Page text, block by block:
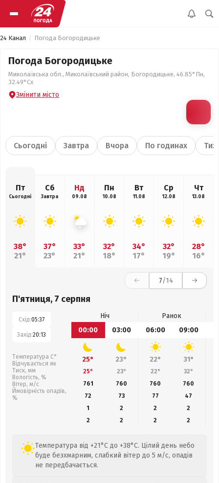
24 Канал Погода Богородицьке
Погода Богородицьке
Миколаївська обл., Миколаївський район, Богородицьке, 46.85°Пн,
32.49°Сх
Змінити місто
Сьогодні Завтра Вчора По годинах
Пт
Сьогодні
38°
21°
Сб
Завтра
37°
23°
Нд
09.08
33°
21°
Пн
10.08
32°
18°
Вт
11.08
34°
17°
Ср
12.08
32°
19°
Чт
13.08
28°
16°
7/14
П'ятниця, 7 серпня
Схід:05:37
Захід:20:13
Температура С°
Відчувається як
Тиск, мм
Вологість, %
Вітер, м/с
Ймовірність опадів,
%
Ніч
Ранок
00:00
03:00 06:00 09:00
25° 23° 22° 31°
25° 23° 22° 32°
761
760 760 760
72
73 77 47
1
2 2
2
2
2 2 2
Температура від +21°C до +38°C. Цілий день небо
буде безхмарним, слабкий вітер до 5 м/с, опадів
не передбачається.